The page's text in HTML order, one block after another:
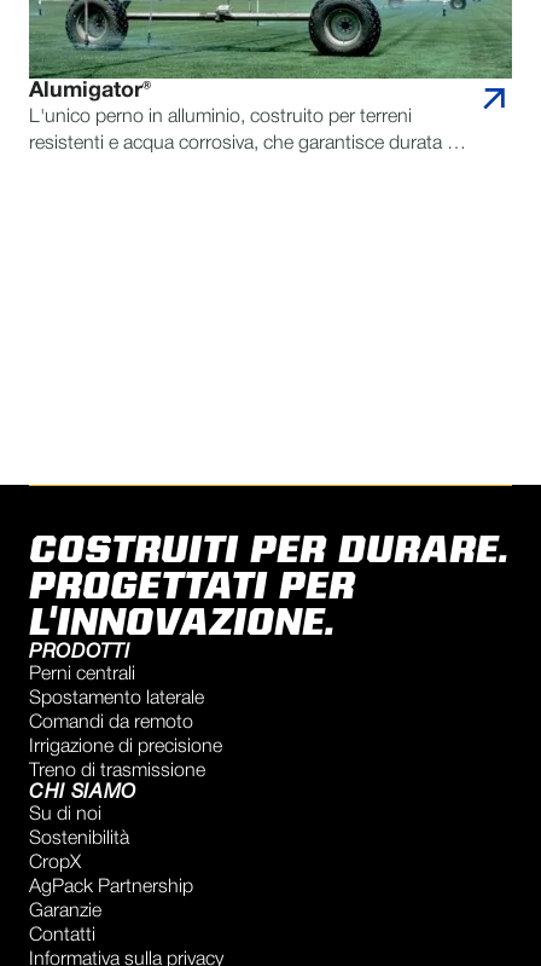
Alumigator®
L'unico perno in alluminio, costruito per terreni
resistenti e acqua corrosiva, che garantisce durata e
COSTRUITI PER DURARE.
PROGETTATI PER
L'INNOVAZIONE.
PRODOTTI
Perni centrali
Spostamento laterale
Comandi da remoto
Irrigazione di precisione
Treno di trasmissione
CHI SIAMO
Su di noi
Sostenibilità
CropX
AgPack Partnership
Garanzie
Contatti
Informativa sulla privacy